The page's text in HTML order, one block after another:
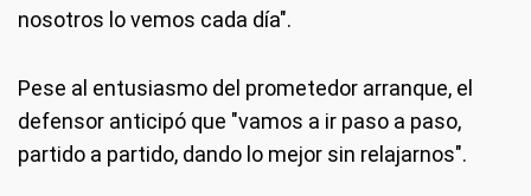
nosotros lo vemos cada día".
Pese al entusiasmo del prometedor arranque, el
defensor anticipó que "vamos a ir paso a paso,
partido a partido, dando lo mejor sin relajarnos".